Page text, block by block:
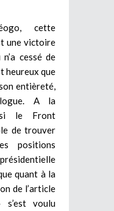
cette
une victoire
cessé de
heureux que
entièreté,
A la
le Front
de trouver
positions
quant à la
de l’article
s’est voulu